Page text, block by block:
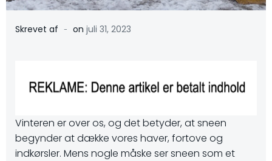
Skrevet af - on juli 31, 2023
Vinteren er over os, og det betyder, at sneen
begynder at dække vores haver, fortove og
indkørsler. Mens nogle måske ser sneen som et